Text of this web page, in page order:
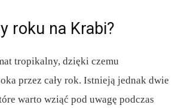
roku na Krabi?
tropikalny, dzięki czemu
przez cały rok. Istnieją jednak dwie
warto wziąć pod uwagę podczas